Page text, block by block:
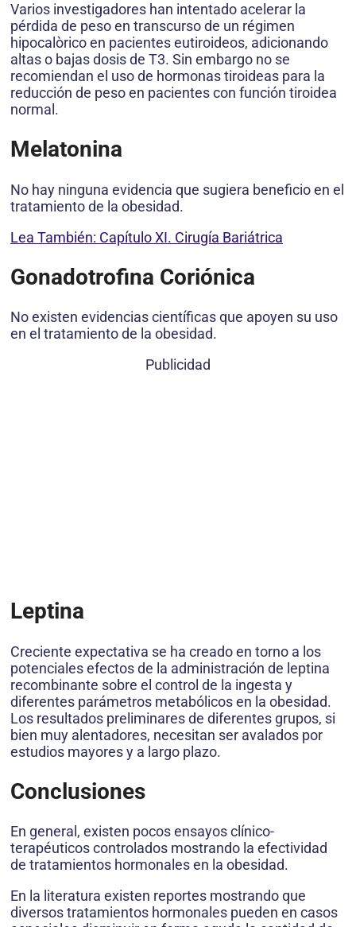
Varios investigadores han intentado acelerar la
pérdida de peso en transcurso de un régimen
hipocalòrico en pacientes eutiroideos, adicionando
altas o bajas dosis de T3. Sin embargo no se
recomiendan el uso de hormonas tiroideas para la
reducción de peso en pacientes con función tiroidea
normal.
Melatonina
No hay ninguna evidencia que sugiera beneficio en el
tratamiento de la obesidad.
Lea También: Capítulo XI. Cirugía Bariátrica
Gonadotrofina Coriónica
No existen evidencias científicas que apoyen su uso
en el tratamiento de la obesidad.
Publicidad
Leptina
Creciente expectativa se ha creado en torno a los
potenciales efectos de la administración de leptina
recombinante sobre el control de la ingesta y
diferentes parámetros metabólicos en la obesidad.
Los resultados preliminares de diferentes grupos, si
bien muy alentadores, necesitan ser avalados por
estudios mayores y a largo plazo.
Conclusiones
En general, existen pocos ensayos clínico-
terapéuticos controlados mostrando la efectividad
de tratamientos hormonales en la obesidad.
En la literatura existen reportes mostrando que
diversos tratamientos hormonales pueden en casos